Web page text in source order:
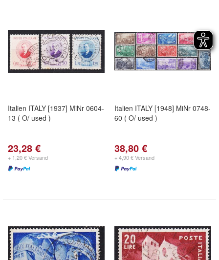
Italien ITALY [1937] MiNr 0604-
13 ( O/ used )
23,28 €
+ 1,20 € Versand
Italien ITALY [1948] MiNr 0748-
60 ( O/ used )
38,80 €
+ 4,90 € Versand